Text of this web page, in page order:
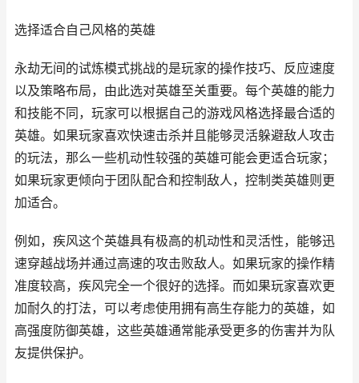
选择适合自己风格的英雄
永劫无间的试炼模式挑战的是玩家的操作技巧、反应速度
以及策略布局，由此选对英雄至关重要。每个英雄的能力
和技能不同，玩家可以根据自己的游戏风格选择最合适的
英雄。如果玩家喜欢快速击杀并且能够灵活躲避敌人攻击
的玩法，那么一些机动性较强的英雄可能会更适合玩家；
如果玩家更倾向于团队配合和控制敌人，控制类英雄则更
加适合。
例如，疾风这个英雄具有极高的机动性和灵活性，能够迅
速穿越战场并通过高速的攻击败敌人。如果玩家的操作精
准度较高，疾风完全一个很好的选择。而如果玩家喜欢更
加耐久的打法，可以考虑使用拥有高生存能力的英雄，如
高强度防御英雄，这些英雄通常能承受更多的伤害并为队
友提供保护。